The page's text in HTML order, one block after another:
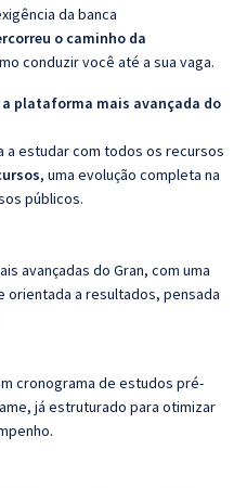
da banca
o caminho da
conduzir você até a sua vaga.
a plataforma mais avançada do
a estudar com todos os recursos
, uma evolução completa na
públicos.
avançadas do Gran, com uma
a resultados, pensada
cronograma de estudos pré-
já estruturado para otimizar